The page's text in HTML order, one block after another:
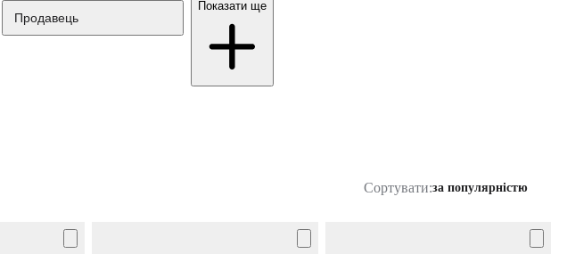
Продавець
Показати ще
Сортувати:за популярністю